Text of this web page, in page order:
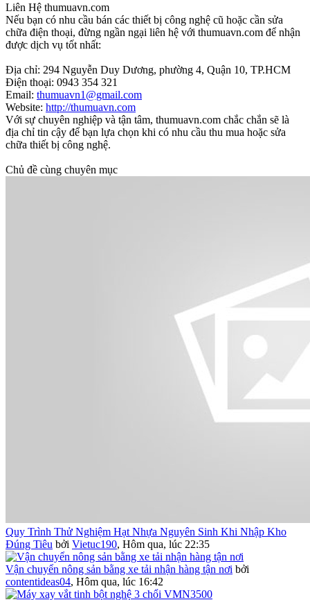
Liên Hệ thumuavn.com
Nếu bạn có nhu cầu bán các thiết bị công nghệ cũ hoặc cần sửa
chữa điện thoại, đừng ngần ngại liên hệ với thumuavn.com để nhận
được dịch vụ tốt nhất:
Địa chỉ: 294 Nguyễn Duy Dương, phường 4, Quận 10, TP.HCM
Điện thoại: 0943 354 321
Email: thumuavn1@gmail.com
Website: http://thumuavn.com
Với sự chuyên nghiệp và tận tâm, thumuavn.com chắc chắn sẽ là
địa chỉ tin cậy để bạn lựa chọn khi có nhu cầu thu mua hoặc sửa
chữa thiết bị công nghệ.
Chủ đề cùng chuyên mục
Quy Trình Thử Nghiệm Hạt Nhựa Nguyên Sinh Khi Nhập Kho
Đúng Tiêu bởi Vietuc190, Hôm qua, lúc 22:35
Vận chuyển nông sản bằng xe tải nhận hàng tận nơi bởi
contentideas04, Hôm qua, lúc 16:42